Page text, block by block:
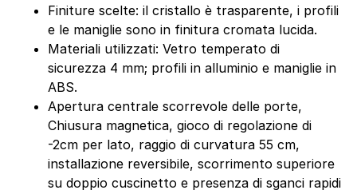
Finiture scelte: il cristallo è trasparente, i profili
e le maniglie sono in finitura cromata lucida.
Materiali utilizzati: Vetro temperato di
sicurezza 4 mm; profili in alluminio e maniglie in
ABS.
Apertura centrale scorrevole delle porte,
Chiusura magnetica, gioco di regolazione di
-2cm per lato, raggio di curvatura 55 cm,
installazione reversibile, scorrimento superiore
su doppio cuscinetto e presenza di sganci rapidi